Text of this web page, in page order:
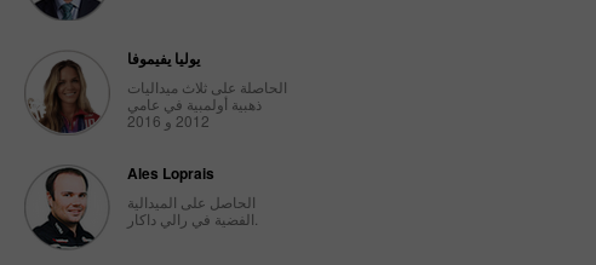
يوليا يفيموفا
الحاصلة على ثلاث ميداليات
ذهبية أولمبية في عامي
2012 و 2016
Ales Loprais
الحاصل على الميدالية